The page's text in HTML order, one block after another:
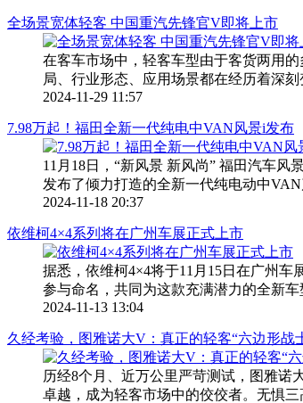
全场景宽体轻客 中国重汽先锋官V即将上市
在客车市场中，轻客车型由于客货两用
局、行业形态、应用场景都在经历着深刻
2024-11-29 11:57
7.98万起！福田全新一代纯电中VAN风景i发布
11月18日，“新风景 新风尚” 福田汽车
发布了倾力打造的全新一代纯电动中VAN
2024-11-18 20:37
依维柯4×4系列将在广州车展正式上市
据悉，依维柯4×4将于11月15日在广州
参与命名，共同为这款充满潜力的全新车
2024-11-13 13:04
久经考验，图雅诺大V：真正的轻客“六边形战
历经8个月、近万公里严苛测试，图雅诺
卓越，成为轻客市场中的佼佼者。无惧三